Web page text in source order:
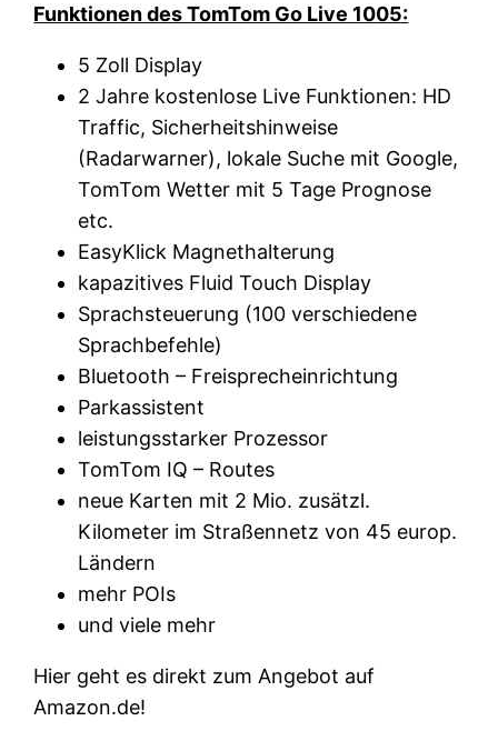
Funktionen des TomTom Go Live 1005:
5 Zoll Display
2 Jahre kostenlose Live Funktionen: HD
Traffic, Sicherheitshinweise
(Radarwarner), lokale Suche mit Google,
TomTom Wetter mit 5 Tage Prognose
etc.
EasyKlick Magnethalterung
kapazitives Fluid Touch Display
Sprachsteuerung (100 verschiedene
Sprachbefehle)
Bluetooth – Freisprecheinrichtung
Parkassistent
leistungsstarker Prozessor
TomTom IQ – Routes
neue Karten mit 2 Mio. zusätzl.
Kilometer im Straßennetz von 45 europ.
Ländern
mehr POIs
und viele mehr
Hier geht es direkt zum Angebot auf
Amazon.de!